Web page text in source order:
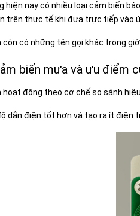
hiện nay có nhiều loại cảm biến
trên thực tế khi đưa trực tiếp vào
còn có những tên gọi khác trong
biến mưa và ưu điểm
hoạt động theo cơ chế so sánh
dẫn điện tốt hơn và tạo ra ít điện